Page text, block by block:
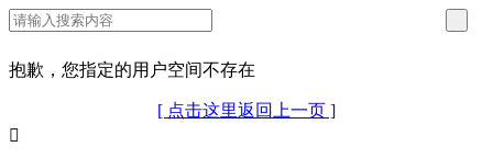
抱歉，您指定的用户空间不存在
[ 点击这里返回上一页 ]
